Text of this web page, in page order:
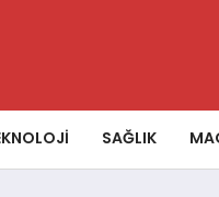
SAĞLIK